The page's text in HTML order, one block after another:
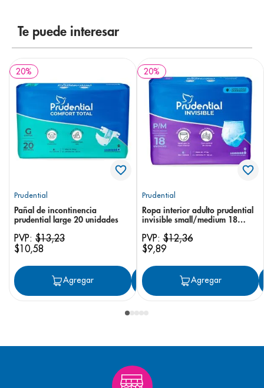
Te puede interesar
20%
Prudential
Pañal de incontinencia
prudential large 20 unidades
PVP: $13,23
$10,58
Agregar Agregar
20%
Prudential
Ropa interior adulto prudential
invisible small/medium 18
PVP:$12,36
$9,89
Agregar